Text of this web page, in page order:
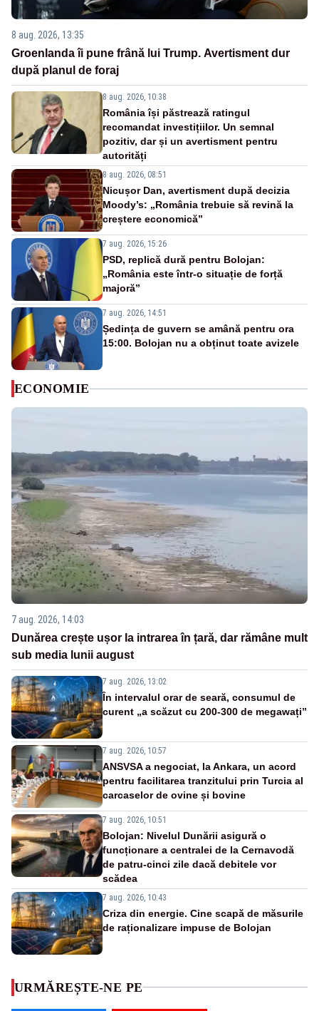
8 aug. 2026, 13:35
Groenlanda îi pune frână lui Trump. Avertisment dur
după planul de foraj
8 aug. 2026, 10:38
România își păstrează ratingul
recomandat investițiilor. Un semnal
pozitiv, dar și un avertisment pentru
autorități
8 aug. 2026, 08:51
Nicușor Dan, avertisment după decizia
Moody’s: „România trebuie să revină la
creștere economică”
7 aug. 2026, 15:26
PSD, replică dură pentru Bolojan:
„România este într-o situație de forță
majoră”
7 aug. 2026, 14:51
Ședința de guvern se amână pentru ora
15:00. Bolojan nu a obținut toate avizele
ECONOMIE
7 aug. 2026, 14:03
Dunărea crește ușor la intrarea în țară, dar rămâne mult
sub media lunii august
7 aug. 2026, 13:02
În intervalul orar de seară, consumul de
curent „a scăzut cu 200-300 de megawați”
7 aug. 2026, 10:57
ANSVSA a negociat, la Ankara, un acord
pentru facilitarea tranzitului prin Turcia al
carcaselor de ovine și bovine
7 aug. 2026, 10:51
Bolojan: Nivelul Dunării asigură o
funcționare a centralei de la Cernavodă
de patru-cinci zile dacă debitele vor
scădea
7 aug. 2026, 10:43
Criza din energie. Cine scapă de măsurile
de raționalizare impuse de Bolojan
URMĂREȘTE-NE PE